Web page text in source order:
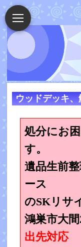
ウッドデッキ、
処分にお
す。
遺品生前
ース
のSKリサ
鴻巣市大間
出先対応